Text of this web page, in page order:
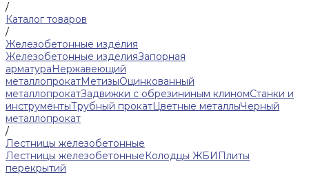
/
Каталог товаров
/
Железобетонные изделия
Железобетонные изделияЗапорная
арматураНержавеющий
металлопрокатМетизыОцинкованный
металлопрокатЗадвижки с обрезининым клиномСтанки и
инструментыТрубный прокатЦветные металлыЧерный
металлопрокат
/
Лестницы железобетонные
Лестницы железобетонныеКолодцы ЖБИ Плиты
перекрытий